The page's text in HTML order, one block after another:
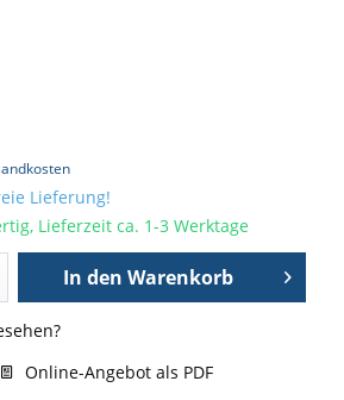
Lieferung!
Lieferzeit ca. 1-3 Werktage
In den Warenkorb
Online-Angebot als PDF